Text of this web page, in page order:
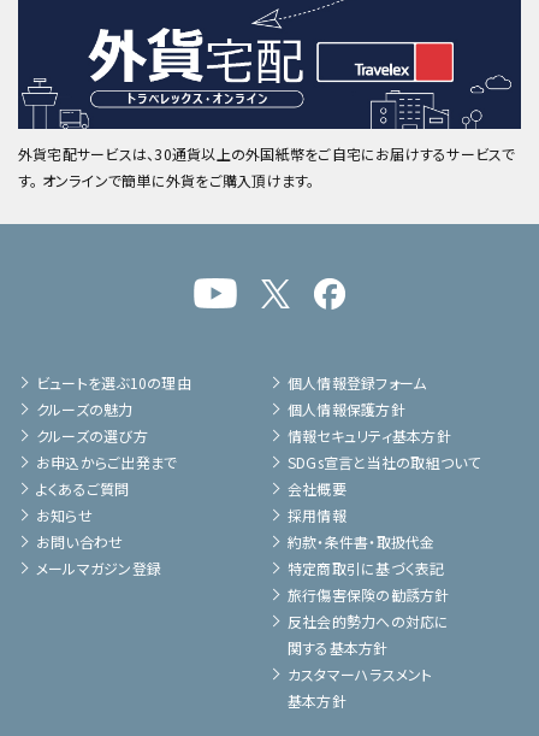
外貨宅配サービスは、30通貨以上の外国紙幣をご自宅にお届けするサービスで
す。 オンラインで簡単に外貨をご購入頂けます。
ビュートを選ぶ10の理由
クルーズの魅力
クルーズの選び方
お申込からご出発まで
よくあるご質問
お知らせ
お問い合わせ
メールマガジン登録
個人情報登録フォーム
個人情報保護方針
情報セキュリティ基本方針
SDGs宣言と当社の取組ついて
会社概要
採用情報
約款・条件書・取扱代金
特定商取引に基づく表記
旅行傷害保険の勧誘方針
反社会的勢力への対応に
関する基本方針
カスタマーハラスメント
基本方針